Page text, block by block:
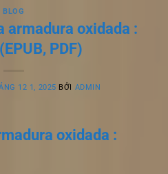
BLOG
armadura oxidada :
PDF)
12 1, 2025 BỞI ADMIN
oxidada :